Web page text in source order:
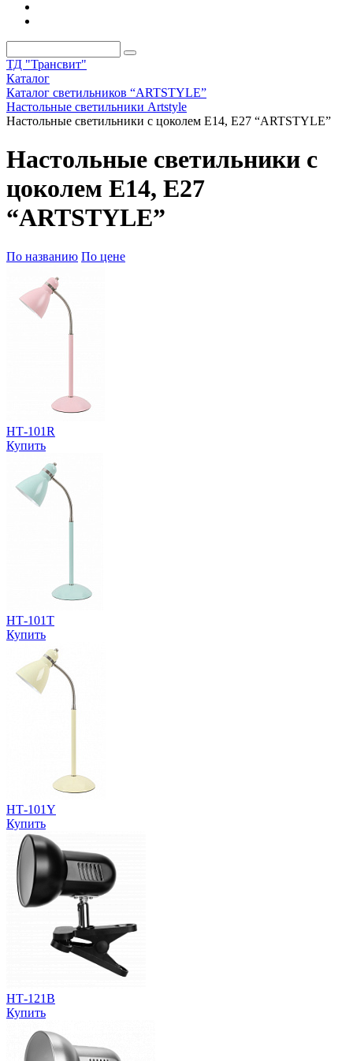
ТД "Трансвит"
Каталог
Каталог светильников “ARTSTYLE”
Настольные светильники Artstyle
Настольные светильники с цоколем Е14, Е27 “ARTSTYLE”
Настольные светильники с
цоколем Е14, Е27
“ARTSTYLE”
По названию По цене
НТ-101R
Купить
НТ-101T
Купить
НТ-101Y
Купить
НТ-121B
Купить